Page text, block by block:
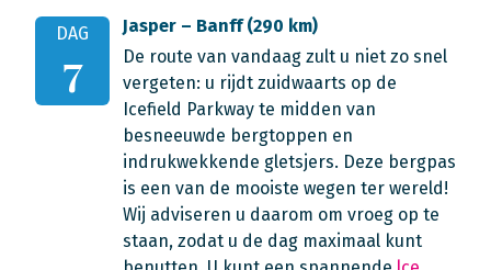
DAG
7
Jasper – Banff (290 km)
De route van vandaag zult u niet zo snel
vergeten: u rijdt zuidwaarts op de
Icefield Parkway te midden van
besneeuwde bergtoppen en
indrukwekkende gletsjers. Deze bergpas
is een van de mooiste wegen ter wereld!
Wij adviseren u daarom om vroeg op te
staan, zodat u de dag maximaal kunt